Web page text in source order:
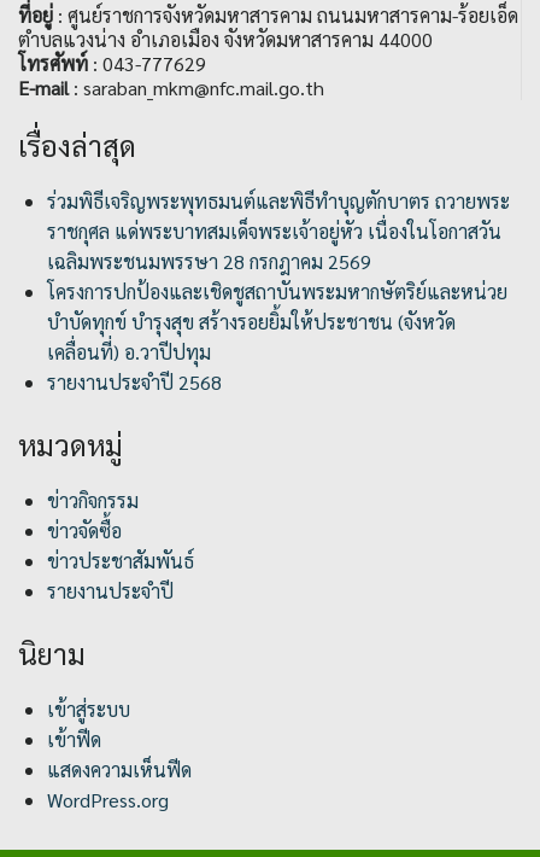
ที่อยู่ : ศูนย์ราชการจังหวัดมหาสารคาม ถนนมหาสารคาม-ร้อยเอ็ด
ตำบลแวงน่าง อำเภอเมือง จังหวัดมหาสารคาม 44000
โทรศัพท์ : 043-777629
E-mail: saraban_mkm@nfc.mail.go.th
เรื่องล่าสุด
ร่วมพิธีเจริญพระพุทธมนต์และพิธีทำบุญตักบาตร ถวายพระ
ราชกุศล แด่พระบาทสมเด็จพระเจ้าอยู่หัว เนื่องในโอกาสวัน
เฉลิมพระชนมพรรษา 28 กรกฎาคม 2569
โครงการปกป้องและเชิดชูสถาบันพระมหากษัตริย์และหน่วย
บำบัดทุกข์ บำรุงสุข สร้างรอยยิ้มให้ประชาชน (จังหวัด
เคลื่อนที่) อ.วาปีปทุม
รายงานประจำปี 2568
หมวดหมู่
ข่าวกิจกรรม
ข่าวจัดซื้อ
ข่าวประชาสัมพันธ์
รายงานประจำปี
นิยาม
เข้าสู่ระบบ
เข้าฟีด
แสดงความเห็นฟีด
WordPress.org